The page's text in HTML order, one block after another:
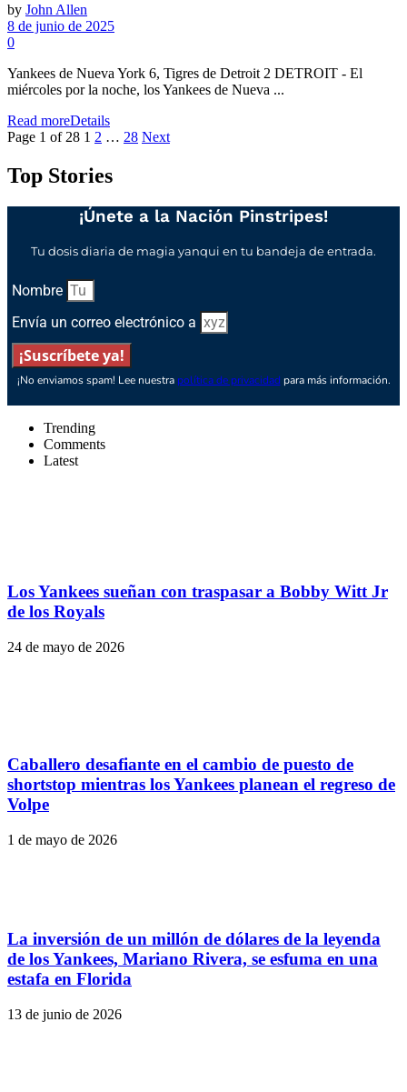
by John Allen
8 de junio de 2025
0
Yankees de Nueva York 6, Tigres de Detroit 2 DETROIT - El
miércoles por la noche, los Yankees de Nueva ...
Read moreDetails
Page 1 of 28 1 2 … 28 Next
Top Stories
¡Únete a la Nación Pinstripes!
Tu dosis diaria de magia yanqui en tu bandeja de entrada.
Nombre
Envía un correo electrónico a
¡Suscríbete ya!
¡No enviamos spam! Lee nuestra política de privacidad para más información.
Trending
Comments
Latest
Los Yankees sueñan con traspasar a Bobby Witt Jr
de los Royals
24 de mayo de 2026
Caballero desafiante en el cambio de puesto de
shortstop mientras los Yankees planean el regreso de
Volpe
1 de mayo de 2026
La inversión de un millón de dólares de la leyenda
de los Yankees, Mariano Rivera, se esfuma en una
estafa en Florida
13 de junio de 2026